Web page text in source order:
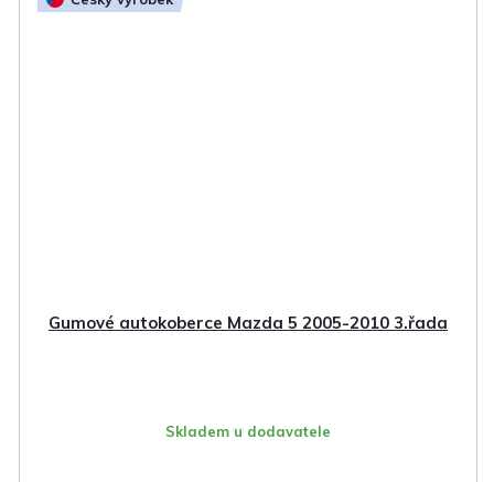
Gumové autokoberce Mazda 5 2005-2010 3.řada
Skladem u dodavatele